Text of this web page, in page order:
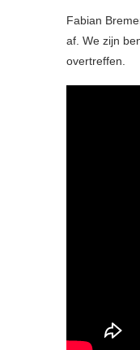
Fabian
af. We zijn
overtreffen.